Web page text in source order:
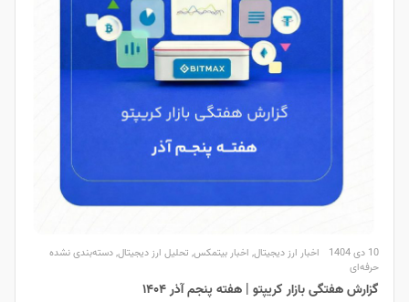
10 دی 1404 اخبار ارز دیجیتال, اخبار بیتمکس, تحلیل ارز دیجیتال,دسته‌بندی نشده
حرفه‌ای
گزارش هفتگی بازار کریپتو | هفته پنجم آذر ۱۴۰۴